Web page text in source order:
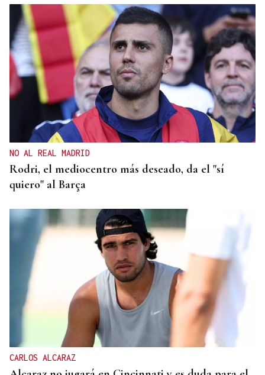
NO AL REAL MADRID
Rodri, el mediocentro más deseado, da el "sí
quiero" al Barça
CARLOS ALCARAZ